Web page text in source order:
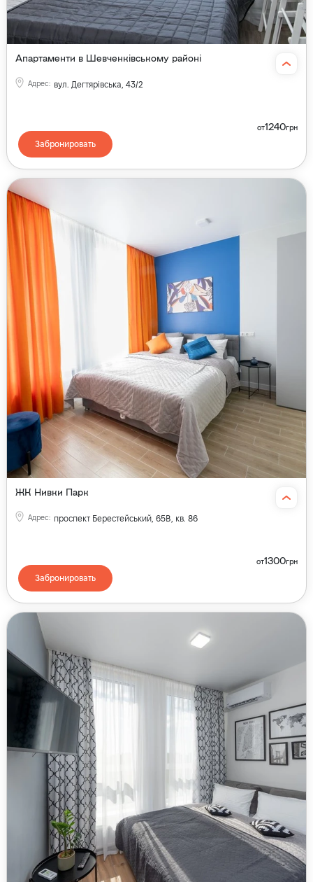
Апартаменти в Шевченківському районі
Адрес: вул. Дегтярівська, 43/2
от1240грн
Забронировать
ЖК Нивки Парк
Адрес: проспект Берестейський, 65В, кв. 86
от1300грн
Забронировать